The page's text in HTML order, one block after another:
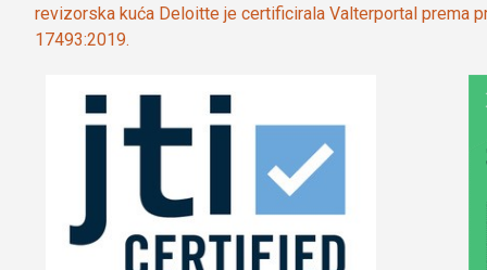
revizorska kuća Deloitte je certificirala Valterportal prema
17493:2019.